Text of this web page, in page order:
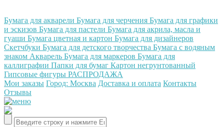
Бумага для акварели Бумага для черчения Бумага для графики
и эскизов Бумага для пастели Бумага для акрила, масла и
гуаши Бумага цветная и картон Бумага для дизайнеров
Скетчбуки Бумага для детского творчества Бумага с водяным
знаком Акварель Бумага для маркеров Бумага для
каллиграфии Папки для бумаг Картон негрунтованный
Гипсовые фигуры РАСПРОДАЖА
Мои заказы Город: Москва Доставка и оплата Контакты
Отзывы